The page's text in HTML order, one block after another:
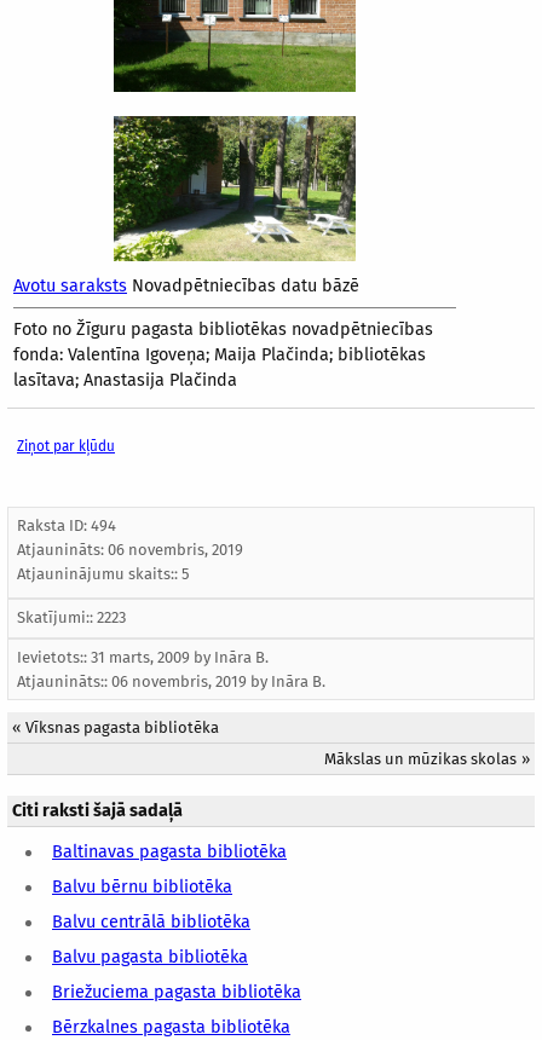
Avotu saraksts Novadpētniecības datu bāzē
Foto no Žīguru pagasta bibliotēkas novadpētniecības
fonda: Valentīna Igoveņa; Maija Plačinda; bibliotēkas
lasītava; Anastasija Plačinda
Ziņot par kļūdu
Raksta ID: 494
Atjaunināts: 06 novembris, 2019
Atjauninājumu skaits:: 5
Skatījumi:: 2223
Ievietots:: 31 marts, 2009 by Ināra B.
Atjaunināts:: 06 novembris, 2019 by Ināra B.
« Vīksnas pagasta bibliotēka
Mākslas un mūzikas skolas »
Citi raksti šajā sadaļā
Baltinavas pagasta bibliotēka
Balvu bērnu bibliotēka
Balvu centrālā bibliotēka
Balvu pagasta bibliotēka
Briežuciema pagasta bibliotēka
Bērzkalnes pagasta bibliotēka